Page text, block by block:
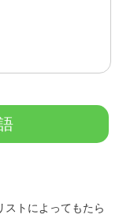
ストによってもたら